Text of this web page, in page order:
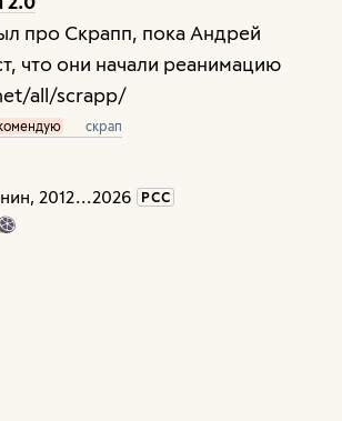
про Скрапп, пока Андрей
что они начали реанимацию
all/scrapp/
скрап
, 2012...2026 РСС